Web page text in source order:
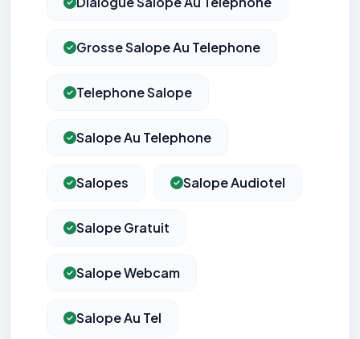
Grosse Salope Au Telephone
Telephone Salope
Salope Au Telephone
Salopes Salope Audiotel
Salope Gratuit
Salope Webcam
Salope Au Tel